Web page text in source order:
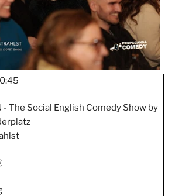
- The Social English Comedy Show by